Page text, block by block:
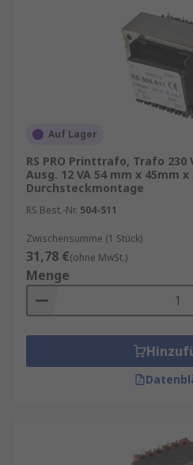
Auf Lager
RS PRO Printtrafo, Trafo 230
Ausg. 12 VA 54 mm x 45mm x
Durchsteckmontage
RS Best.-Nr. 504-511
Zwischensumme (1 Stück)
31,78 €(ohne MwSt.)
Menge